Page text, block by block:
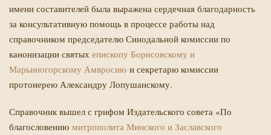
имени составителей была выражена сердечная благодарность
за консультативную помощь в процессе работы над
справочником председателю Синодальной комиссии по
канонизации святых епископу Борисовскому и
Марьиногорскому Амвросию и секретарю комиссии
протоиерею Александру Лопушанскому.
Справочник вышел с грифом Издательского совета «По
благословению митрополита Минского и Заславского